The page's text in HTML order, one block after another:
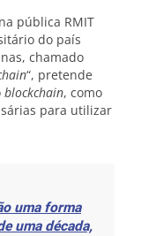
pública RMIT
do país
chamado
“, pretende
blockchain, como
para utilizar
uma forma
uma década,